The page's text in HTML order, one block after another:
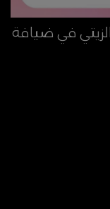
في ضيافة